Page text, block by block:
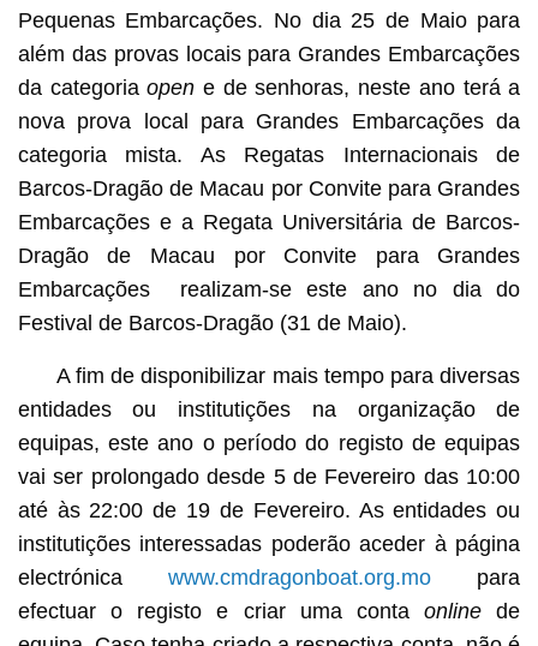
Pequenas Embarcações. No dia 25 de Maio para
além das provas locais para Grandes Embarcações
da categoriaopen e de senhoras, neste ano terá a
nova prova local para Grandes Embarcações da
categoria mista. As Regatas Internacionais de
Barcos-Dragão de Macau por Convite para Grandes
Embarcações e a Regata Universitária de Barcos-
Dragão de Macau por Convite para Grandes
Embarcações realizam-se este ano no dia do
Festival de Barcos-Dragão (31 de Maio).
A fim de disponibilizar mais tempo para diversas
entidades ou institutições na organização de
equipas, este ano o período do registo de equipas
vai ser prolongado desde 5 de Fevereiro das 10:00
até às 22:00 de 19 de Fevereiro. As entidades ou
institutições interessadas poderão aceder à página
electrónica www.cmdragonboat.org.mo para
efectuar o registo e criar uma contaonline de